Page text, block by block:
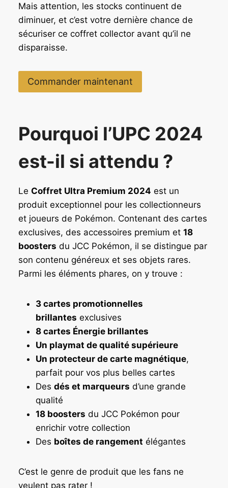
Mais attention, les stocks continuent de
diminuer, et c’est votre dernière chance de
sécuriser ce coffret collector avant qu’il ne
disparaisse.
Commander maintenant
Pourquoi l’UPC 2024
est-il si attendu ?
Le Coffret Ultra Premium 2024 est un
produit exceptionnel pour les collectionneurs
et joueurs de Pokémon. Contenant des cartes
exclusives, des accessoires premium et 18
boosters du JCC Pokémon, il se distingue par
son contenu généreux et ses objets rares.
Parmi les éléments phares, on y trouve :
3 cartes promotionnelles
brillantes exclusives
8 cartes Énergie brillantes
Un playmat de qualité supérieure
Un protecteur de carte magnétique,
parfait pour vos plus belles cartes
Des dés et marqueurs d’une grande
qualité
18 boosters du JCC Pokémon pour
enrichir votre collection
Des boîtes de rangement élégantes
C’est le genre de produit que les fans ne
veulent pas rater !